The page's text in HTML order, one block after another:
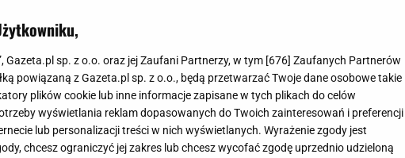
Gazeta.pl sp. z o.o. oraz jej Zaufani Partnerzy, w tym [676] Zaufanych Partnerów
powiązaną z Gazeta.pl sp. z o.o., będą przetwarzać Twoje dane osobowe takie
plików cookie lub inne informacje zapisane w tych plikach do celów
wyświetlania reklam dopasowanych do Twoich zainteresowań i preferencji
lub personalizacji treści w nich wyświetlanych. Wyrażenie zgody jest
chcesz ograniczyć jej zakres lub chcesz wycofać zgodę uprzednio udzieloną